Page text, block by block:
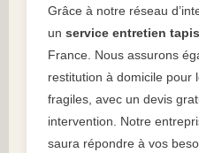
Grâce à notre réseau
un service entretien
France. Nous assurons
restitution à domicile pour
fragiles, avec un devis
intervention. Notre
saura répondre à vos